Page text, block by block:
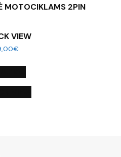
MOTOCIKLAMS 2PIN
VIEW
€